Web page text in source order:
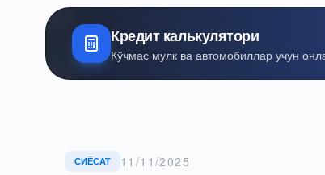
Кредит калькулятори
Кўчмас мулк ва автомобиллар учун
СИЁСАТ 11/11/2025